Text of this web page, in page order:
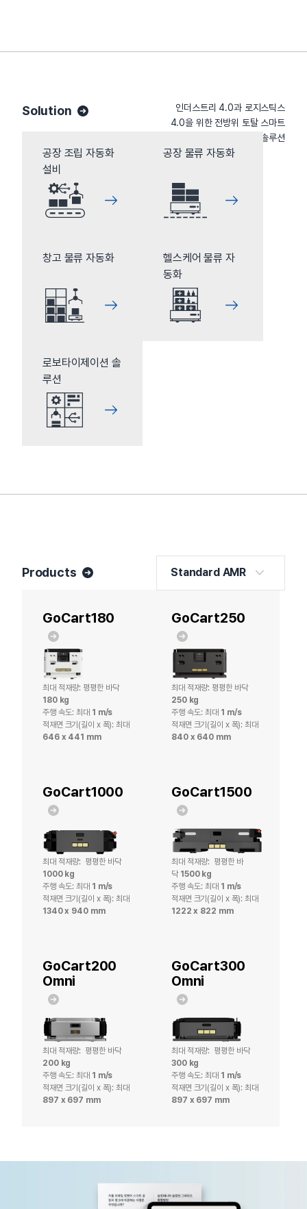
Solution
인더스트리 4.0과 로지스틱스
4.0을 위한 전방위 토탈 스마트
팩토리 솔루션
공장 조립 자동화
설비
공장 물류 자동화
창고 물류 자동화
헬스케어 물류 자
동화
로보타이제이션 솔
루션
Products Standard AMR
Custom AMR
자동화 설비
GoCart180
최대 적재량: 평평한 바닥
180 kg
주행 속도: 최대 1 m/s
적재면 크기(길이 x 폭):최대
646 x 441 mm
GoCart250
최대 적재량: 평평한 바닥
250 kg
주행 속도: 최대 1 m/s
적재면 크기(길이 x 폭):최대
840 x 640 mm
GoCart1000
최대 적재량: 평평한 바닥
1000 kg
주행 속도: 최대 1 m/s
적재면 크기(길이 x 폭):최대
1340 x 940 mm
GoCart1500
최대 적재량: 평평한 바
닥1500 kg
주행 속도: 최대 1 m/s
적재면 크기(길이 x 폭):최대
1222 x 822 mm
GoCart200
Omni
최대 적재량: 평평한 바닥
200 kg
주행 속도: 최대 1 m/s
적재면 크기(길이 x 폭):최대
897 x 697 mm
GoCart300
Omni
최대 적재량: 평평한 바닥
300 kg
주행 속도: 최대 1 m/s
적재면 크기(길이 x 폭):최대
897 x 697 mm